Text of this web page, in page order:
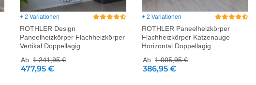
+ 2 Variationen
ROTHLER Design
Paneelheizkörper Flachheizkörper
Vertikal Doppellagig
Ab 1.241,95 €
477,95 €
+ 2 Variationen
ROTHLER Paneelheizkörper
Flachheizkörper Katzenauge
Horizontal Doppellagig
Ab 1.005,95 €
386,95 €